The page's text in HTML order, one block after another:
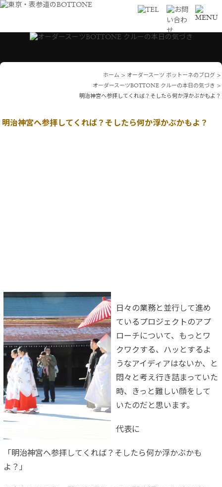
ホーム > オーダースーツ ボットーネのブログ >
オーダースーツBOTTONE クルーの本日の気づき >
明治神宮へ参拝してくれば？そしたら何か浮かぶかもよ？
明治神宮へ参拝してくれば？そしたら何か浮かぶかもよ？
日々の業務と並行して進め
ているプロジェクトのアプ
ローチについて、もっとワ
クワクする、ハッとするよ
うなアイディアはないか、
と
悶々と考え行き詰まっていた
時、きっと難しい顔をして
いたのだ と思います。
代表に
「明治神宮へ参拝してくれば？そしたら何か浮かぶかも
よ？」